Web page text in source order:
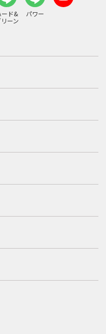
ード&
ーン
パワー